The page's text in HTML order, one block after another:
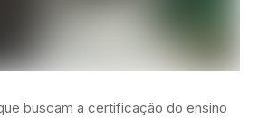
buscam a certificação do ensino